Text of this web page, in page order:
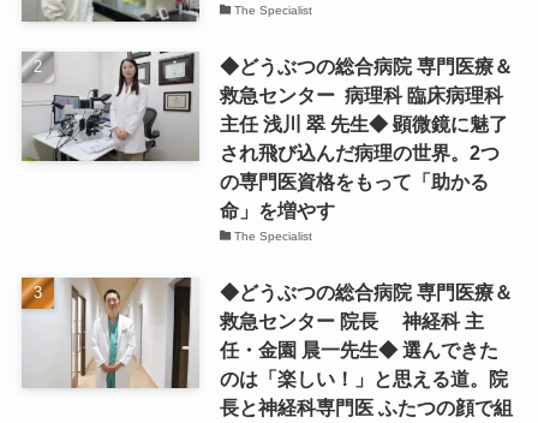
The Specialist
◆どうぶつの総合病院 専門医療＆
救急センター 病理科 臨床病理科
主任 浅川 翠 先生◆ 顕微鏡に魅了
され飛び込んだ病理の世界。2つ
の専門医資格をもって「助かる
命」を増やす
The Specialist
◆どうぶつの総合病院 専門医療＆
救急センター 院長 神経科 主
任・金園 晨一先生◆ 選んできた
のは「楽しい！」と思える道。院
長と神経科専門医 ふたつの顔で組